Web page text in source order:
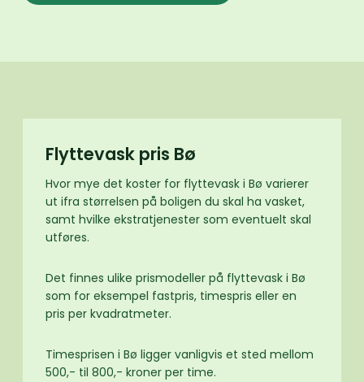
Flyttevask pris Bø
Hvor mye det koster for flyttevask i Bø varierer
ut ifra størrelsen på boligen du skal ha vasket,
samt hvilke ekstratjenester som eventuelt skal
utføres.
Det finnes ulike prismodeller på flyttevask i Bø
som for eksempel fastpris, timespris eller en
pris per kvadratmeter.
Timesprisen i Bø ligger vanligvis et sted mellom
500,- til 800,- kroner per time.